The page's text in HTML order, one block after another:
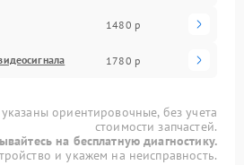
1480 р
1780 р
ориентировочные, без учета
стоимости запчастей.
на бесплатную диагностику.
и укажем на неисправность.